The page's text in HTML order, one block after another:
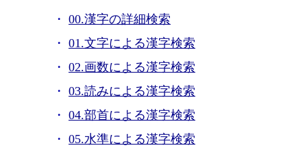
00.漢字の詳細検索
01.文字による漢字検索
02.画数による漢字検索
03.読みによる漢字検索
04.部首による漢字検索
05.水準による漢字検索